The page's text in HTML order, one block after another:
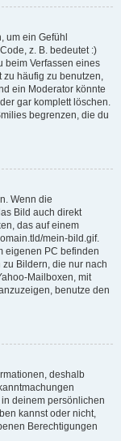
um ein Gefühl
z. B. bedeutet :)
beim Verfassen eines
zu häufig zu benutzen,
ein Moderator könnte
gar komplett löschen.
begrenzen, die du
Wenn die
Bild auch direkt
das auf einem
mein-bild.gif.
eigenen PC befinden
Bildern, die nur nach
Mailboxen, mit
benutze den
deshalb
deinem persönlichen
kannst oder nicht,
Berechtigungen